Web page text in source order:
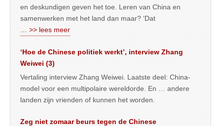
en deskundigen geven het toe. Leren van China en
samenwerken met het land dan maar? ‘Dat
… >> lees meer
‘Hoe de Chinese politiek werkt’, interview Zhang
Weiwei (3)
Vertaling interview Zhang Weiwei. Laatste deel: China-
model voor een multipolaire wereldorde. En … andere
landen zijn vrienden of kunnen het worden.
Zeg niet zomaar beurs tegen de Chinese